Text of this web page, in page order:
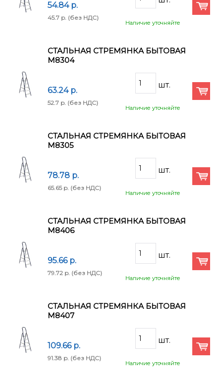
54.84 p.
45.7 p. (без НДС)
Наличие уточняйте
СТАЛЬНАЯ СТРЕМЯНКА БЫТОВАЯ
М8304
63.24 p.
52.7 p. (без НДС)
Наличие уточняйте
СТАЛЬНАЯ СТРЕМЯНКА БЫТОВАЯ
М8305
78.78 p.
65.65 p. (без НДС)
Наличие уточняйте
СТАЛЬНАЯ СТРЕМЯНКА БЫТОВАЯ
М8406
95.66 p.
79.72 p. (без НДС)
Наличие уточняйте
СТАЛЬНАЯ СТРЕМЯНКА БЫТОВАЯ
М8407
109.66 p.
91.38 p. (без НДС)
Наличие уточняйте